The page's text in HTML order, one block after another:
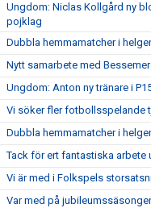
Ungdom: Niclas Kollgård ny
pojklag
Dubbla hemmamatcher i
Nytt samarbete med
Ungdom: Anton ny tränare i
Vi söker fler fotbollsspelande
Dubbla hemmamatcher i
Tack för ert fantastiska arbete
Vi är med i Folkspels
Var med på